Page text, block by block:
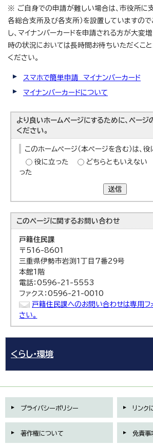
※ ご自身での申請が難しい場合は、市役所に支
各総合支所及び各支所）を設置していますので
し、マイナンバーカードを申請される方が大変
時の状況においては長時間お待ちいただくこ
ください。
スマホで簡単申請 マイナンバーカード
マイナンバーカードについて
より良いホームページにするために、ペー
ください。
このホームページ（本ページを含む）は、
役に立った
どちらともいえない
った
送信
このページに関するお問い合わせ
戸籍住民課
〒516-8601
三重県伊勢市岩渕1丁目7番29号
本館1階
電話：0596-21-5553
ファクス：0596-21-0010
戸籍住民課へのお問い合わせは専用フ
さい。
くらし・環境
プライバシーポリシー リンク
著作権について 免責事